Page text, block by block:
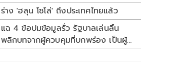
ร่าง 'ฮลุน โซโล่' ถึงประเทศไทยแล้ว
แฉ 4 ข้อปมข้อมูลรั่ว รัฐบาลเล่นลิ้น
พลิกบทจากผู้ควบคุมที่บกพร่อง เป็นผู้
เสียหายขู่ฟ้องคนเอาความจริงมาพูด